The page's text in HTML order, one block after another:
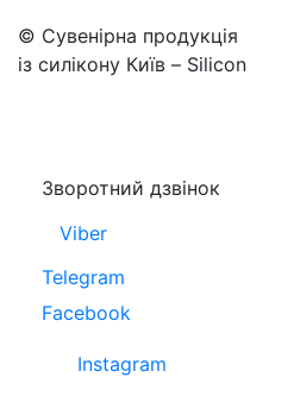
© Сувенірна продукція
із силікону Київ – Silicon
Зворотний дзвінок
Viber
Telegram
Facebook
Instagram